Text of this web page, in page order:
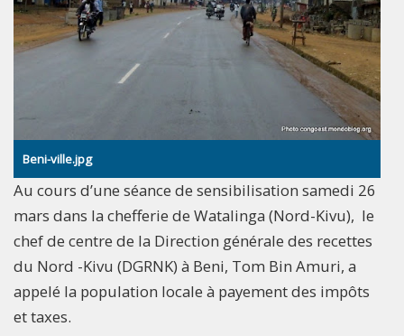
Beni-ville.jpg
Au cours d’une séance de sensibilisation samedi 26
mars dans la chefferie de Watalinga (Nord-Kivu), le
chef de centre de la Direction générale des recettes
du Nord -Kivu (DGRNK) à Beni, Tom Bin Amuri, a
appelé la population locale à payement des impôts
et taxes.